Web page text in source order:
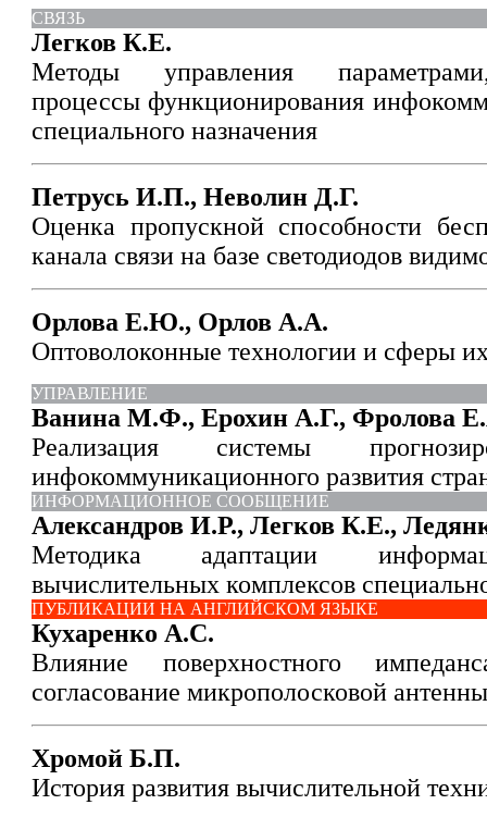
СВЯЗЬ
Легков К.Е.
Методы управления
процессы функционирования
специального назначения
Петрусь И.П., Неволин Д.Г.
Оценка пропускной способности
канала связи на базе светодиодов
Орлова Е.Ю., Орлов А.А.
Оптоволоконные технологии и сферы
УПРАВЛЕНИЕ
Ванина М.Ф., Ерохин А.Г., Фролова
Реализация системы
инфокоммуникационного развития
ИНФОРМАЦИОННОЕ СООБЩЕНИЕ
Александров И.Р., Легков К.Е.,
Методика адаптации
вычислительных комплексов
ПУБЛИКАЦИИ НА АНГЛИЙСКОМ ЯЗЫКЕ
Кухаренко А.С.
Влияние поверхностного
согласование микрополосковой антенны
Хромой Б.П.
История развития вычислительной